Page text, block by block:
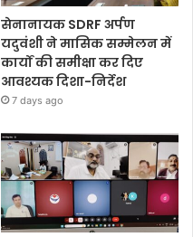
सेनानायक SDRF अर्पण
यदुवंशी ने मासिक सम्मेलन में
कार्यों की समीक्षा कर दिए
आवश्यक दिशा-निर्देश
7 days ago